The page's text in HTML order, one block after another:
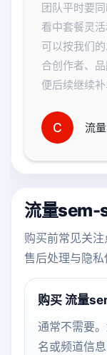
团队平时要
看中套餐灵
可以按我们
合创作者、
便后续继续补
C 流
流量sem-
购买前常见关注
售后处理与隐私
购买 流量
通常不需要
名或频道信